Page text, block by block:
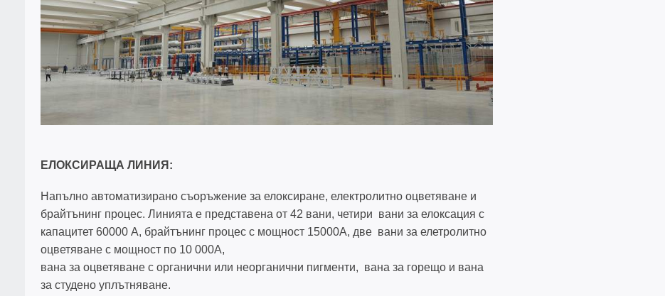
ТЕРМО ПЛЪЗГАНЕ С ПОВДИГАНЕ
60 ММ – TBS 60
ЕЛОКСИРАЩА ЛИНИЯ:
Напълно автоматизирано съоръжение за елоксиране, електролитно оцветяване и
брайтънинг процес. Линията е представена от 42 вани, четири вани за елоксация с
капацитет 60000 А, брайтънинг процес с мощност 15000А, две вани за елетролитно
оцветяване с мощност по 10 000А,
вана за оцветяване с органични или неорганични пигменти, вана за горещo и вана
за студено уплътняване.